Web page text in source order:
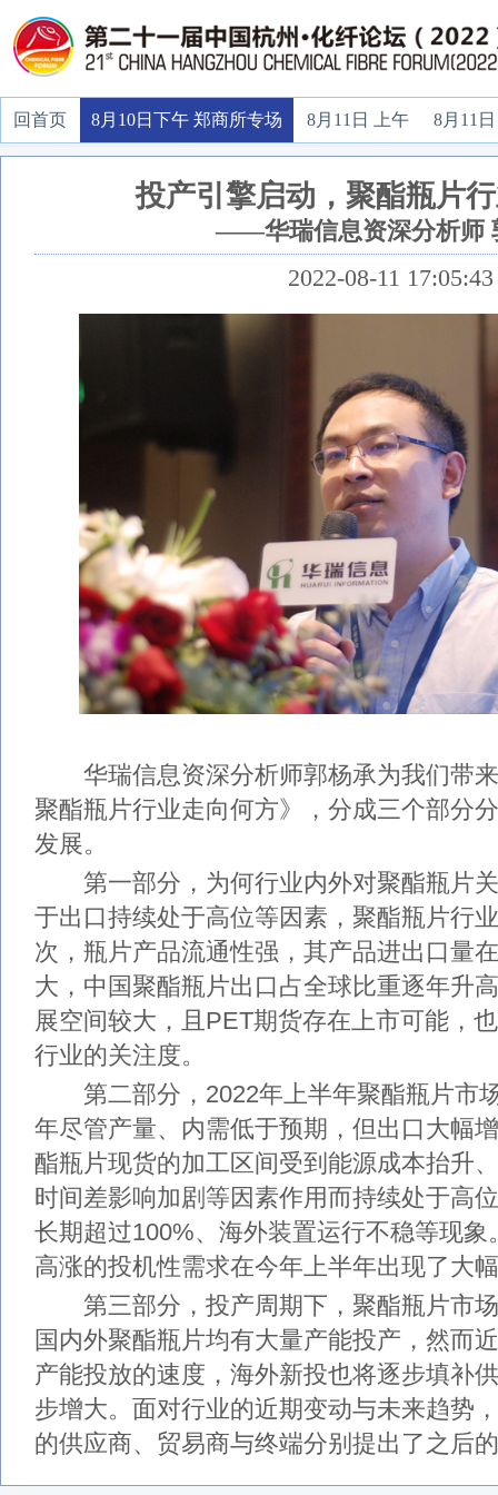
回首页 8月10日下午 郑商所专场 8月11日 上午 8月11
投产引擎启动，聚酯瓶片
——华瑞信息资深分析师
2022-08-11 17:05:43
华瑞信息资深分析师郭杨承为我们带来
聚酯瓶片行业走向何方》，分成三个部分
发展。
第一部分，为何行业内外对聚酯瓶片关
于出口持续处于高位等因素，聚酯瓶片行
次，瓶片产品流通性强，其产品进出口量
大，中国聚酯瓶片出口占全球比重逐年升
展空间较大，且PET期货存在上市可能，
行业的关注度。
第二部分，2022年上半年聚酯瓶片市
年尽管产量、内需低于预期，但出口大幅
酯瓶片现货的加工区间受到能源成本抬升
时间差影响加剧等因素作用而持续处于高
长期超过100%、海外装置运行不稳等现象
高涨的投机性需求在今年上半年出现了大
第三部分，投产周期下，聚酯瓶片市场
国内外聚酯瓶片均有大量产能投产，然而
产能投放的速度，海外新投也将逐步填补
步增大。面对行业的近期变动与未来趋势
的供应商、贸易商与终端分别提出了之后